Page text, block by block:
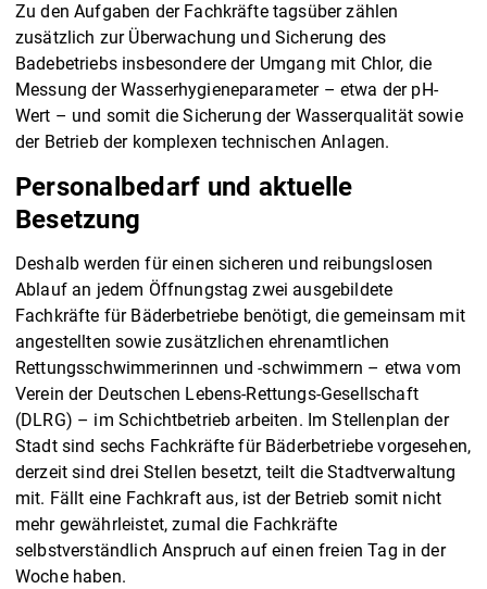
Zu den Aufgaben der Fachkräfte tagsüber zählen
zusätzlich zur Überwachung und Sicherung des
Badebetriebs insbesondere der Umgang mit Chlor, die
Messung der Wasserhygieneparameter – etwa der pH-
Wert – und somit die Sicherung der Wasserqualität sowie
der Betrieb der komplexen technischen Anlagen.
Personalbedarf und aktuelle
Besetzung
Deshalb werden für einen sicheren und reibungslosen
Ablauf an jedem Öffnungstag zwei ausgebildete
Fachkräfte für Bäderbetriebe benötigt, die gemeinsam mit
angestellten sowie zusätzlichen ehrenamtlichen
Rettungsschwimmerinnen und -schwimmern – etwa vom
Verein der Deutschen Lebens-Rettungs-Gesellschaft
(DLRG) – im Schichtbetrieb arbeiten. Im Stellenplan der
Stadt sind sechs Fachkräfte für Bäderbetriebe vorgesehen,
derzeit sind drei Stellen besetzt, teilt die Stadtverwaltung
mit. Fällt eine Fachkraft aus, ist der Betrieb somit nicht
mehr gewährleistet, zumal die Fachkräfte
selbstverständlich Anspruch auf einen freien Tag in der
Woche haben.